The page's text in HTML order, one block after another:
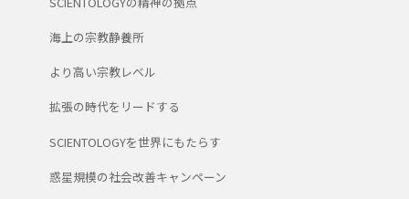
海上の宗教静養所
より高い宗教レベル
拡張の時代をリードする
SCIENTOLOGYを世界にもたらす
惑星規模の社会改善キャンペーン